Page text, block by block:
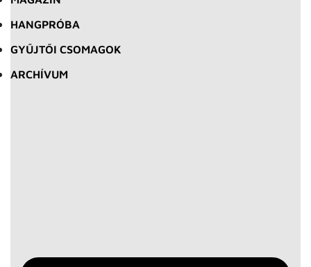
HANGPRÓBA
GYŰJTŐI CSOMAGOK
ARCHÍVUM